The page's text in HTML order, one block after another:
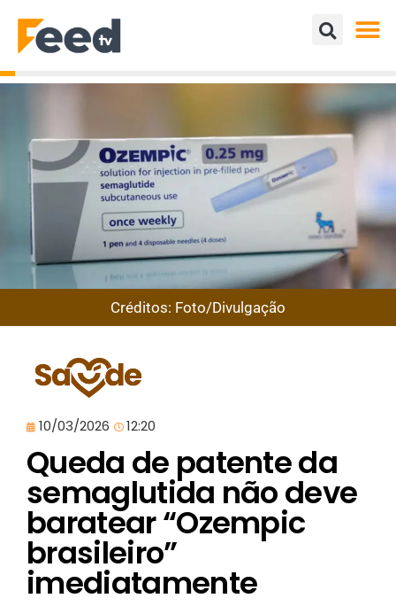
Créditos: Foto/Divulgação
10/03/2026 12:20
Queda de patente da
semaglutida não deve
baratear “Ozempic
brasileiro”
imediatamente